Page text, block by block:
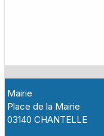
Mairie
Place de la Mairie
03140 CHANTELLE